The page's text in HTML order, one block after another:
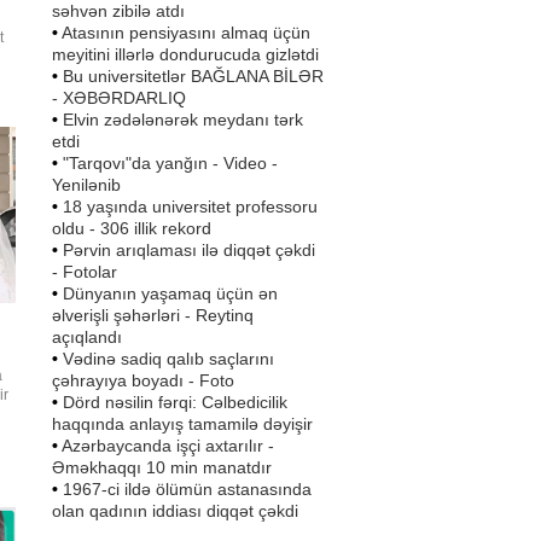
səhvən zibilə atdı
•Atasının pensiyasını almaq üçün
meyitini illərlə dondurucuda gizlətdi
• Bu universitetlər BAĞLANA BİLƏR
- XƏBƏRDARLIQ
• Elvin zədələnərək meydanı tərk
etdi
• "Tarqovı"da yanğın - Video -
Yenilənib
• 18 yaşında universitet professoru
oldu - 306 illik rekord
• Pərvin arıqlaması ilə diqqət çəkdi
- Fotolar
• Dünyanın yaşamaq üçün ən
əlverişli şəhərləri - Reytinq
açıqlandı
• Vədinə sadiq qalıb saçlarını
çəhrayıya boyadı - Foto
• Dörd nəsilin fərqi: Cəlbedicilik
haqqında anlayış tamamilə dəyişir
•Azərbaycanda işçi axtarılır -
Əməkhaqqı 10 min manatdır
• 1967-ci ildə ölümün astanasında
olan qadının iddiası diqqət çəkdi